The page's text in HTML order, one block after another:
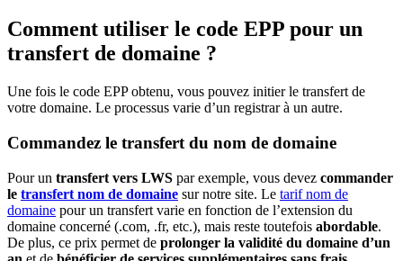
Comment utiliser le code EPP pour un
transfert de domaine ?
Une fois le code EPP obtenu, vous pouvez initier le transfert de
votre domaine. Le processus varie d’un registrar à un autre.
Commandez le transfert du nom de domaine
Pour un transfert vers LWS par exemple, vous devez commander
le transfert nom de domaine sur notre site. Le tarif nom de
domaine pour un transfert varie en fonction de l’extension du
domaine concerné (.com, .fr, etc.), mais reste toutefois abordable.
De plus, ce prix permet de prolonger la validité du domaine d’un